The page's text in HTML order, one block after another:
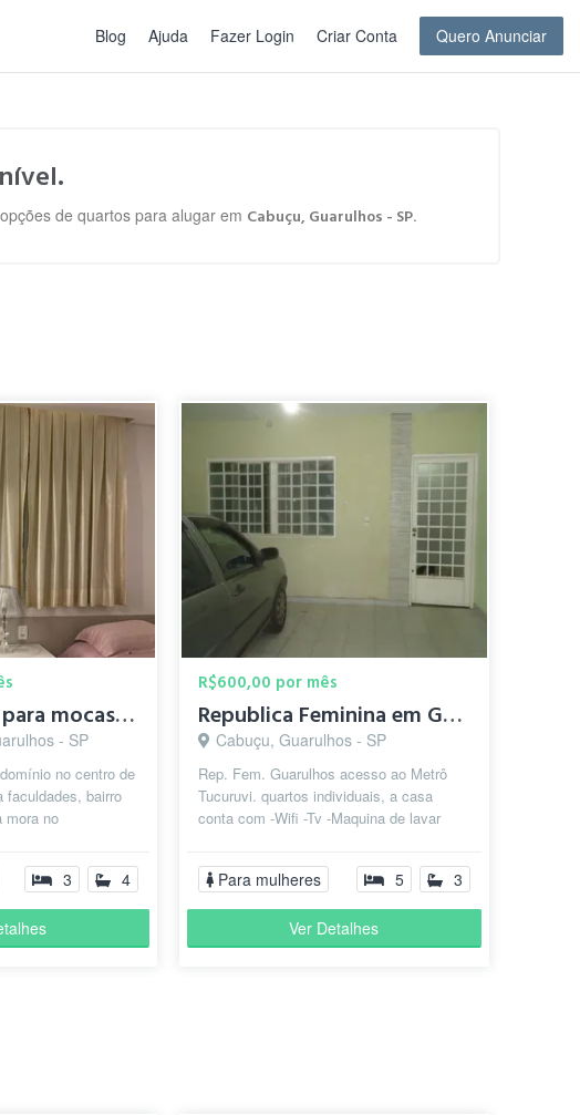
Blog Ajuda Fazer Login Criar Conta Quero Anunciar
de quartos para alugar em Cabuçu, Guarulhos - SP.
Apartamento para mocas em ambiente familiar!
- SP
no centro de
faculdades, bairro
mora no
3 4
R$600,00 por mês
Republica Feminina em Guarulhos (Continental l)
Cabuçu, Guarulhos - SP
Rep. Fem. Guarulhos acesso ao Metrô
Tucuruvi. quartos individuais, a casa
conta com -Wifi -Tv -Maquina de lavar
Para mulheres 5 3
Ver Detalhes